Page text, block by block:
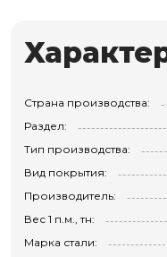
Страна производства:
Раздел:
Тип производства:
Вид покрытия:
Производитель:
Вес 1 п.м., тн:
Марка стали: